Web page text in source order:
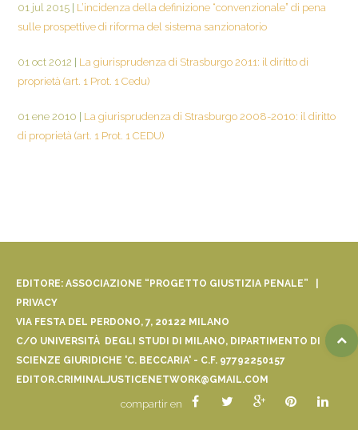
01 jul 2015
L’incidenza della definizione “convenzionale” di pena
sulle prospettive di riforma del sistema sanzionatorio
01 oct 2012
La giurisprudenza di Strasburgo 2011: il diritto di
proprietà (art. 1 Prot. 1 Cedu)
01 ene 2010
La giurisprudenza di Strasburgo 2008-2010: il diritto
di proprietà (art. 1 Prot. 1 CEDU)
EDITORE: ASSOCIAZIONE “PROGETTO GIUSTIZIA PENALE” |
PRIVACY
VIA FESTA DEL PERDONO, 7, 20122 MILANO
C/O UNIVERSITÀ DEGLI STUDI DI MILANO, DIPARTIMENTO DI
SCIENZE GIURIDICHE 'C. BECCARIA' - C.F. 97792250157
EDITOR.CRIMINALJUSTICENETWORK@GMAIL.COM
compartir en